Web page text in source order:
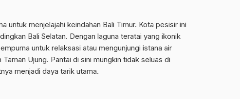
untuk menjelajahi keindahan Bali Timur. Kota pesisir ini
Bali Selatan. Dengan laguna teratai yang ikonik
untuk relaksasi atau mengunjungi istana air
Ujung. Pantai di sini mungkin tidak seluas di
menjadi daya tarik utama.